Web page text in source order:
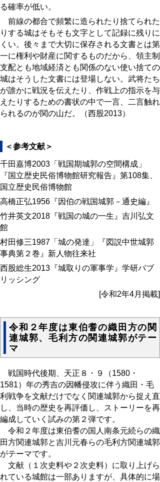
る確率が低い。
前線の都合で頻繁に造られたり捨てられた
りする城はそもそも文字として記録に残りに
くい。後々まで大切に保存される文書とは第
一に権利や財産に関するものだから、領主制
支配とも地域経済とも関係のない使い捨ての
城はそうした文書には登場しない。武将たち
が誰かに戦況を伝えたり、作戦上の指示を与
えたりするための書状の中で一言、二言触れ
られるのが関の山だ。（西股2013）
＜参考文献＞
千田嘉博2003「戦国期城郭の空間構成」
『国立歴史民俗博物館研究報告』第108集、
国立歴史民俗博物館
高橋正弘1956『因伯の戦国城郭－通史編』
竹井英文2018『戦国の城の一生』吉川弘文
館
村田修三1987「城の発達」『図説中世城郭
事典第２巻』新人物往来社
西股総生2013『城取りの軍事学』学研パブ
リッシング
[令和2年4月掲載]
令和２年度は東伯耆の織田方の関
連城郭、毛利方の関連城郭がテー
マ
戦国時代後期、天正８・９（1580・
1581）年の秀吉の因幡侵攻に伴う織田・毛
利戦争を文献だけでなく関連城郭から捉え直
し、当時の歴史を再評価し、ストーリーを再
編成していく試みの第２弾です。
令和２年度は東伯耆の国人南条元続らの織
田方関連城郭と吉川元春らの毛利方関連城郭
がテーマです。
文献（１次史料や２次史料）に取り上げら
れている城館は一部ありますが、具体的に場